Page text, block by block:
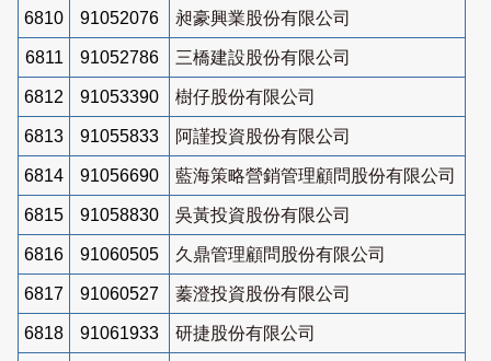
6810 91052076 昶豪興業股份有限公司
6811 91052786 三橋建設股份有限公司
6812 91053390 樹仔股份有限公司
6813 91055833 阿謹投資股份有限公司
6814 91056690 藍海策略營銷管理顧問股份有限公司
6815 91058830 吳黃投資股份有限公司
6816 91060505 久鼎管理顧問股份有限公司
6817 91060527 蓁澄投資股份有限公司
6818 91061933 研捷股份有限公司